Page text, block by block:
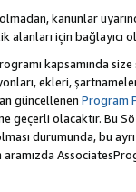
kanunlar
için bağlayıcı
kapsamında
ekleri,
güncellenen Program
geçerli olacaktır. Bu
durumunda, bu